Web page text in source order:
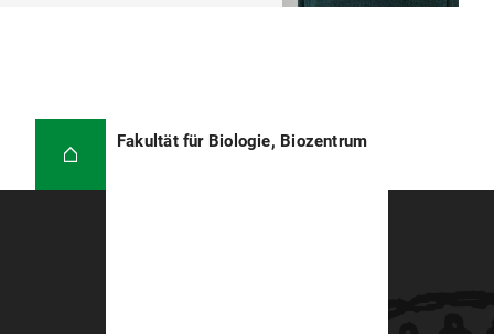
Fakultät für Biologie, Biozentrum